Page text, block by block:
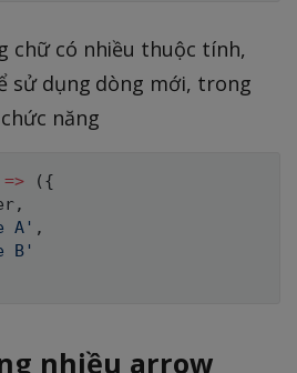
chữ có nhiều thuộc tính,
sử dụng dòng mới, trong
năng
=> ( {
,
A' ,
B'
nhiều arrow